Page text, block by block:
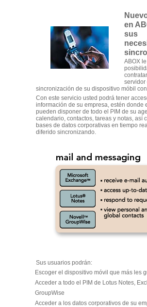
en
sus
ABOX
servidor
sincronización de su dispositivo móbil
Con este servicio usted podrá tener
información de su empresa, estén donde
pueden disponer de todo el PIM de su
calendario, contactos, tareas y notas, así
bases de datos corporativas en tiempo
diferido sincronizando.
Sus usuarios podrán:
Escoger el dispositivo móvil que más les
Acceder a todo el PIM de Lotus Notes,
GroupWise
Acceder a los datos corporativos de su